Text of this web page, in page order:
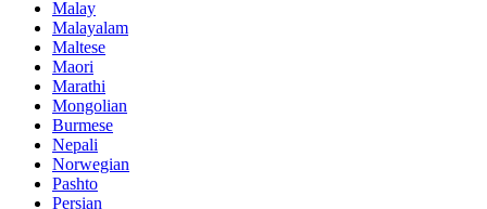
Malay
Malayalam
Maltese
Maori
Marathi
Mongolian
Burmese
Nepali
Norwegian
Pashto
Persian